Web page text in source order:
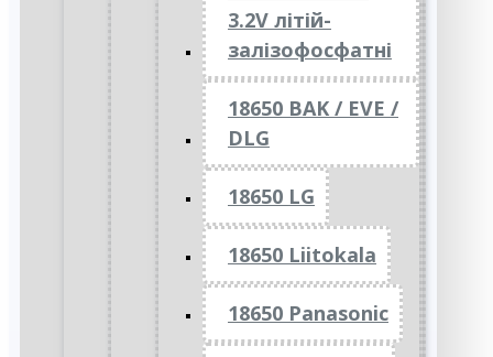
3.2V літій-
залізофосфатні
18650 BAK / EVE /
DLG
18650 LG
18650 Liitokala
18650 Panasonic